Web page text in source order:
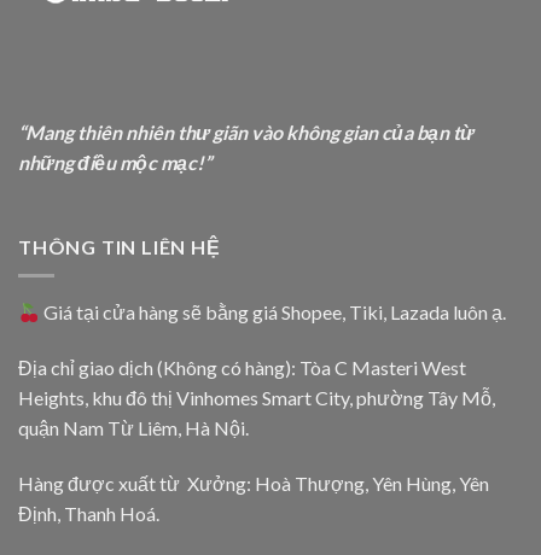
“Mang thiên nhiên thư giãn vào không gian của bạn từ
những điều mộc mạc!”
THÔNG TIN LIÊN HỆ
Giá tại cửa hàng sẽ bằng giáShopee, Tiki, Lazada luôn ạ.
Địa chỉ giao dịch (Không có hàng): Tòa C Masteri West
Heights, khu đô thị Vinhomes Smart City, phường Tây Mỗ,
quận Nam Từ Liêm, Hà Nội.
Hàng được xuất từ Xưởng: Hoà Thượng, Yên Hùng, Yên
Định, Thanh Hoá.